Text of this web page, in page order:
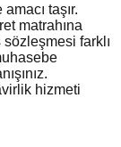
taşır.
matrahına
farklı
hizmeti